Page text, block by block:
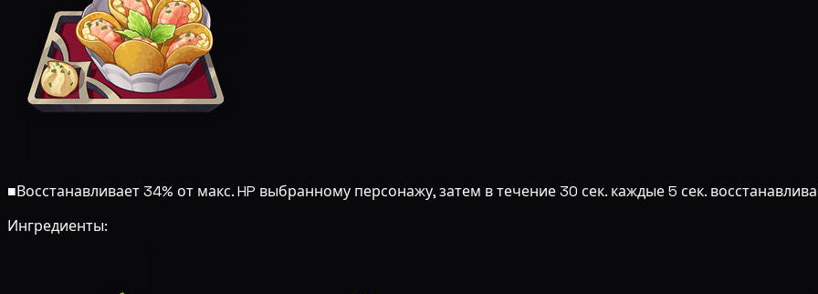
■Восстанавливает 34% от макс. HP выбранному персонажу, затем в течение 30 сек. каждые 5 сек.
Ингредиенты: